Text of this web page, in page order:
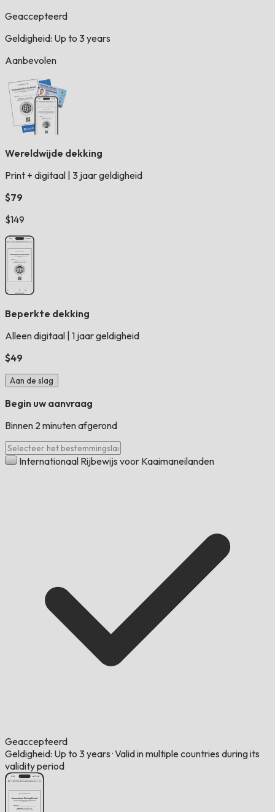
Geaccepteerd
Geldigheid: Up to 3 years
Aanbevolen
Wereldwijde dekking
Print + digitaal 3 jaar geldigheid
$79
$149
Beperkte dekking
Alleen digitaal 1 jaar geldigheid
$49
Aan de slag
Begin uw aanvraag
Binnen 2 minuten afgerond
Internationaal Rijbewijs voor Kaaimaneilanden
Geaccepteerd
Geldigheid: Up to 3 years ·Valid in multiple countries during its
validity period